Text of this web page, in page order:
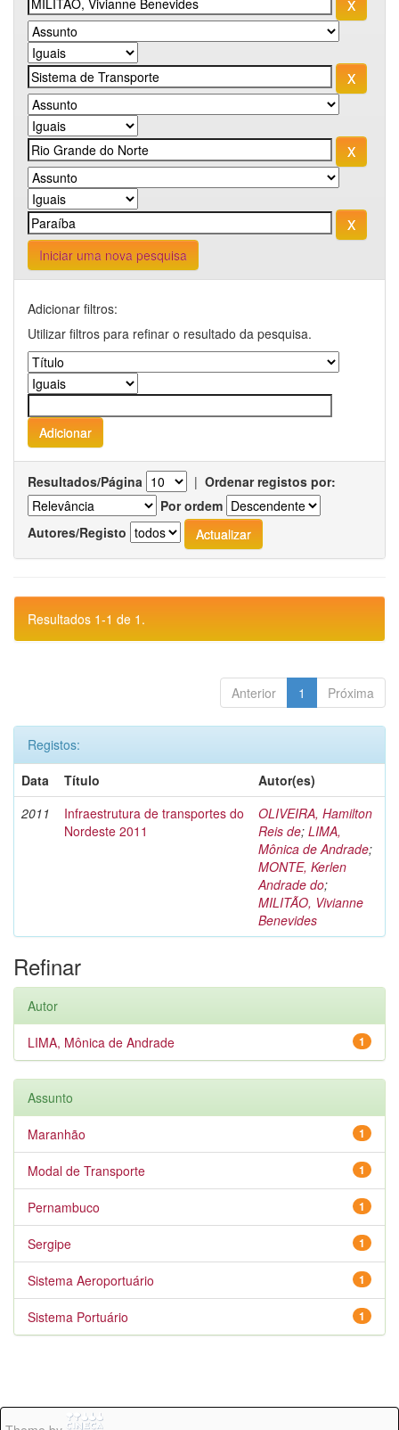
Iniciar uma nova pesquisa
Adicionar filtros:
Utilizar filtros para refinar o resultado da pesquisa.
Resultados/Página | Ordenar registos por:
Por ordem
Autores/Registo
Resultados 1-1 de 1.
Anterior 1 Próxima
Registos:
Data
Título
Autor(es)
2011
Infraestrutura de transportes do
Nordeste 2011
OLIVEIRA, Hamilton
Reis de; LIMA,
Mônica de Andrade;
MONTE, Kerlen
Andrade do;
MILITÃO, Vivianne
Benevides
Refinar
Autor
1
LIMA, Mônica de Andrade
Assunto
1
Maranhão
1
Modal de Transporte
1
Pernambuco
1
Sergipe
1
Sistema Aeroportuário
1
Sistema Portuário